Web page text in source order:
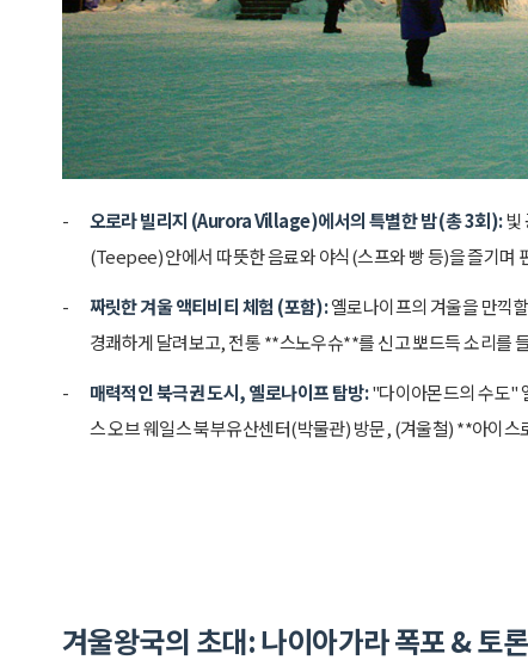
오로라 빌리지 (Aurora Village)에서의 특별한 밤 (총 3회):빛
(Teepee) 안에서 따뜻한 음료와 야식(스프와 빵 등)을 즐기며
짜릿한 겨울 액티비티 체험 (포함):옐로나이프의 겨울을 만끽
경쾌하게 달려보고, 전통 **스노우슈**를 신고 뽀드득 소리를
매력적인 북극권 도시, 옐로나이프 탐방:"다이아몬드의 수도"
스 오브 웨일스 북부유산센터(박물관) 방문, (겨울철) **아이
겨울왕국의 초대: 나이아가라 폭포 & 토